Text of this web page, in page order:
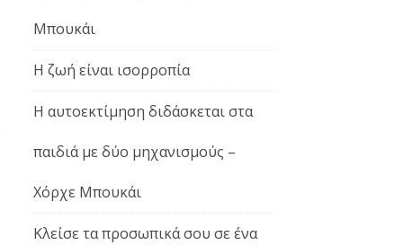
Μπουκάι
Η ζωή είναι ισορροπία
Η αυτοεκτίμηση διδάσκεται στα
παιδιά με δύο μηχανισμούς –
Χόρχε Μπουκάι
Κλείσε τα προσωπικά σου σε ένα